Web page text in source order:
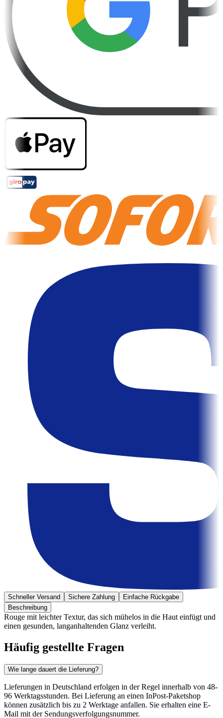
Schneller Versand Sichere Zahlung
Einfache Rückgabe
Beschreibung
Rouge mit leichter Textur, das sich mühelos in die Haut einfügt und
einen gesunden, langanhaltenden Glanz verleiht.
Häufig gestellte Fragen
Wie lange dauert die Lieferung?
Lieferungen in Deutschland erfolgen in der Regel innerhalb von 48-
96 Werktagsstunden. Bei Lieferung an einen InPost-Paketshop
können zusätzlich bis zu 2 Werktage anfallen. Sie erhalten eine E-
Mail mit der Sendungsverfolgungsnummer.